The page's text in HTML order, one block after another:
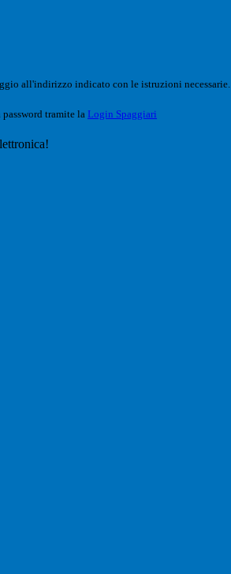
all'indirizzo indicato con le istruzioni necessarie.
tramite la Login Spaggiari